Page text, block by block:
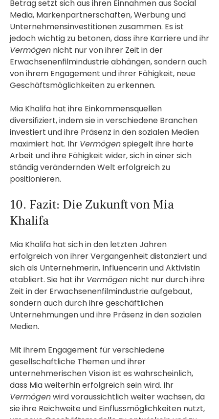
Betrag setzt sich aus ihren Einnahmen aus Social
Media, Markenpartnerschaften, Werbung und
Unternehmensinvestitionen zusammen. Es ist
jedoch wichtig zu betonen, dass ihre Karriere und ihr
Vermögen nicht nur von ihrer Zeit in der
Erwachsenenfilmindustrie abhängen, sondern auch
von ihrem Engagement und ihrer Fähigkeit, neue
Geschäftsmöglichkeiten zu erkennen.
Mia Khalifa hat ihre Einkommensquellen
diversifiziert, indem sie in verschiedene Branchen
investiert und ihre Präsenz in den sozialen Medien
maximiert hat. Ihr Vermögenspiegelt ihre harte
Arbeit und ihre Fähigkeit wider, sich in einer sich
ständig verändernden Welt erfolgreich zu
positionieren.
10. Fazit: Die Zukunft von Mia
Khalifa
Mia Khalifa hat sich in den letzten Jahren
erfolgreich von ihrer Vergangenheit distanziert und
sich als Unternehmerin, Influencerin und Aktivistin
etabliert. Sie hat ihr Vermögen nicht nur durch ihre
Zeit in der Erwachsenenfilmindustrie aufgebaut,
sondern auch durch ihre geschäftlichen
Unternehmungen und ihre Präsenz in den sozialen
Medien.
Mit ihrem Engagement für verschiedene
gesellschaftliche Themen und ihrer
unternehmerischen Vision ist es wahrscheinlich,
dass Mia weiterhin erfolgreich sein wird. Ihr
Vermögenwird voraussichtlich weiter wachsen, da
sie ihre Reichweite und Einflussmöglichkeiten nutzt,